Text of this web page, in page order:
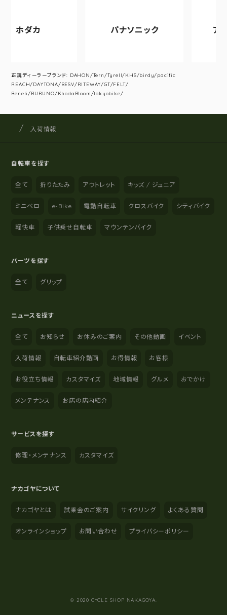
ホダカ パナソニック アサ
正規ディーラーブランド: DAHON/Tern/Tyrell/KHS/birdy/pacific
REACH/DAYTONA/BESV/RITEWAY/GT/FELT/
Beneli/BURUNO/KhodaBloom/tokyobike/
サイト内の現在地
サイクルショップナカゴヤ
入荷情報
自転車を探す
全て 折りたたみ アウトレット キッズ / ジュニア
ミニベロ e-Bike 電動自転車 クロスバイク シティバイク
軽快車 子供乗せ自転車 マウンテンバイク
パーツを探す
全て グリップ
ニュースを探す
全て お知らせ お休みのご案内 その他動画 イベント
入荷情報 自転車紹介動画 お得情報 お客様
お役立ち情報 カスタマイズ 地域情報 グルメ おでかけ
メンテナンス お店の店内紹介
サービスを探す
修理・メンテナンス カスタマイズ
ナカゴヤについて
ナカゴヤとは 試乗会のご案内 サイクリング よくある質問
オンラインショップ お問い合わせ プライバシーポリシー
© 2020 CYCLE SHOP NAKAGOYA.